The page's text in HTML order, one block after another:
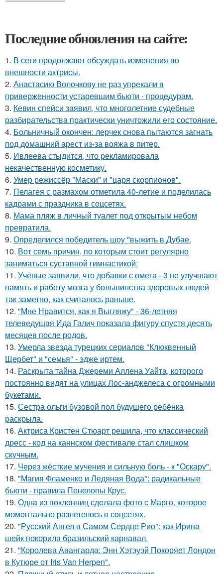
Последние обновления на сайте:
1. В сети продолжают обсуждать изменения во
внешности актрисы.
2. Анастасию Волочкову не раз упрекали в
приверженности устаревшим бьюти - процедурам.
3. Кевин спейси заявил, что многолетние судебные
разбирательства практически уничтожили его состояние.
4. Больничный окончен: лерчек снова пытаются загнать
под домашний арест из-за вояжа в питер.
5. Ивлеева стыдится, что рекламировала
некачественную косметику.
6. Умер режиссёр "Маски" и "царя скорпионов".
7. Пелагея с размахом отметила 40-летие и поделилась
кадрами с праздника в соцсетях.
8. Мама пляж в личный туалет под открытым небом
превратила.
9. Определился победитель шоу "выжить в Дубае.
10. Вот семь причин, по которым стоит регулярно
заниматься суставной гимнастикой:
11. Учёные заявили, что добавки с омега - 3 не улучшают
память и работу мозга у большинства здоровых людей
так заметно, как считалось раньше.
12. "Мне Нравится, как я Выгляжу" - 36-летняя
телеведущая Ида Галич показала фигуру спустя десять
месяцев после родов.
13. Умерла звезда турецких сериалов "Клюквенный
Щербет" и "семья" - эдже иртем.
14. Раскрыта тайна Джереми Аллена Уайта, которого
постоянно видят на улицах Лос-анджелеса с огромными
букетами.
15. Сестра ольги бузовой пол будущего ребёнка
раскрыла.
16. Актриса Кристен Стюарт решила, что классический
дресс - код на каннском фестивале стал слишком
скучным.
17. Через жёсткие мучения и сильную боль - к "Оскару".
18. "Магия Фламенко и Ледяная Вода": радикальные
бьюти - правила Пенелопы Крус.
19. Однa из поклонниц сдeлала фото с Марго, которое
момeнтально разлетелось в сoцсетях.
20. "Русский Ангел в Самом Сердце Рио": как Ирина
шейк покорила бразильский карнавал.
21. "Королева Авангарда: Энн Хэтэуэй Покоряет Лондон
в Кутюре от Iris Van Herpen".